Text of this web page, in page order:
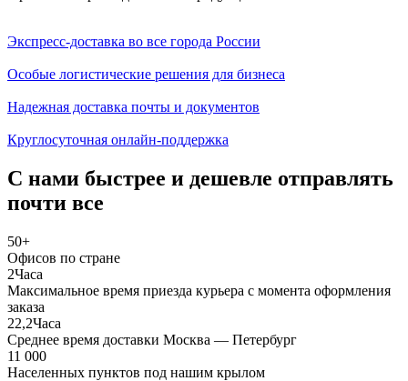
Экспресс-доставка во все города России
Особые логистические решения для бизнеса
Надежная доставка почты и документов
Круглосуточная онлайн-поддержка
С нами быстрее и дешевле отправлять
почти все
50+
Офисов по стране
2Часа
Максимальное время приезда курьера с момента оформления
заказа
22,2Часа
Среднее время доставки Москва — Петербург
11 000
Населенных пунктов под нашим крылом